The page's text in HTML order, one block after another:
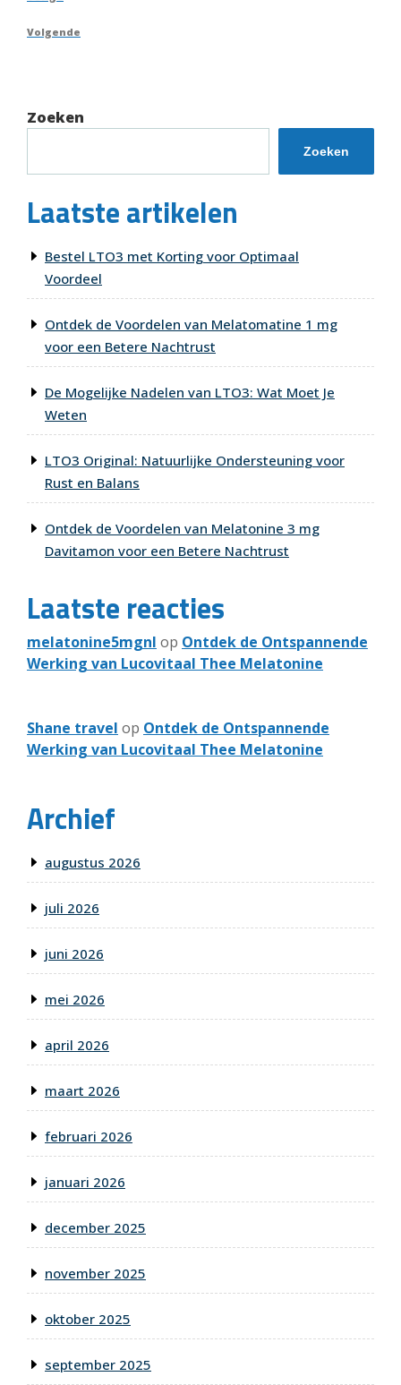
Volgend
Volgende
Zoeken
Zoeken
Laatste artikelen
Bestel LTO3 met Korting voor Optimaal
Voordeel
Ontdek de Voordelen van Melatomatine 1 mg
voor een Betere Nachtrust
De Mogelijke Nadelen van LTO3: Wat Moet Je
Weten
LTO3 Original: Natuurlijke Ondersteuning voor
Rust en Balans
Ontdek de Voordelen van Melatonine 3 mg
Davitamon voor een Betere Nachtrust
Laatste reacties
melatonine5mgnl op Ontdek de Ontspannende
Werking van Lucovitaal Thee Melatonine
Shane travel op Ontdek de Ontspannende
Werking van Lucovitaal Thee Melatonine
Archief
augustus 2026
juli 2026
juni 2026
mei 2026
april 2026
maart 2026
februari 2026
januari 2026
december 2025
november 2025
oktober 2025
september 2025